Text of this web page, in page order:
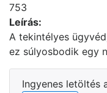
753
Leírás:
A tekintélyes
ez súlyosbodik egy
Ingyenes letöltés